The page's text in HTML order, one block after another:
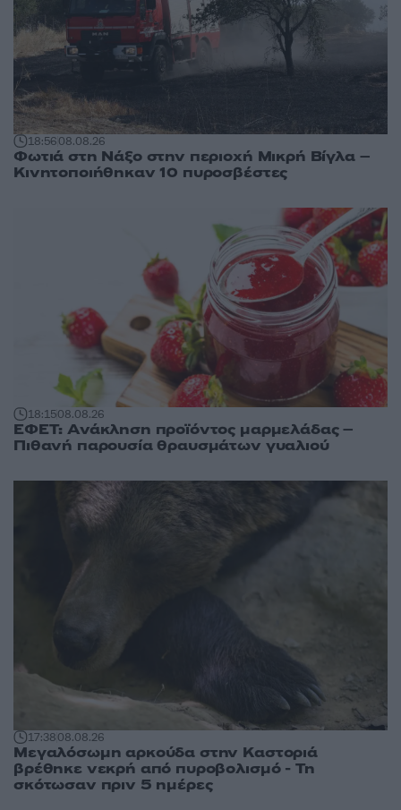
18:5608.08.26
Φωτιά στη Νάξο στην περιοχή Μικρή Βίγλα –
Κινητοποιήθηκαν 10 πυροσβέστες
18:1508.08.26
ΕΦΕΤ: Ανάκληση προϊόντος μαρμελάδας –
Πιθανή παρουσία θραυσμάτων γυαλιού
17:3808.08.26
Μεγαλόσωμη αρκούδα στην Καστοριά
βρέθηκε νεκρή από πυροβολισμό - Τη
σκότωσαν πριν 5 ημέρες